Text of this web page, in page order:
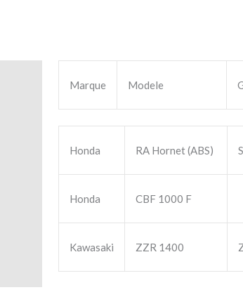
Marque Modele
Honda RA Hornet (ABS)
Honda CBF 1000 F
Kawasaki ZZR 1400